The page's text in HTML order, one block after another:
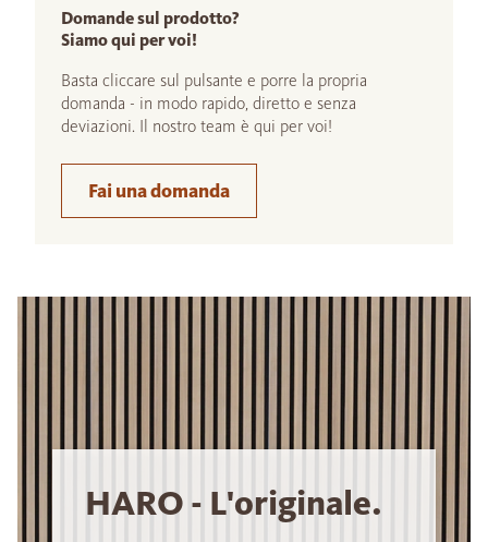
Domande sul prodotto?
Siamo qui per voi!
Basta cliccare sul pulsante e porre la propria
domanda - in modo rapido, diretto e senza
deviazioni. Il nostro team è qui per voi!
Fai una domanda
HARO - L'originale.